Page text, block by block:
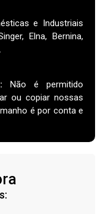
e Industriais
Elna, Bernina,
:
Não é permitido
ou copiar nossas
é por conta e